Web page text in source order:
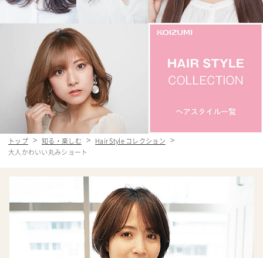
トップ 知る・楽しむ
Hair Style コレクション
大人かわいい丸みショート